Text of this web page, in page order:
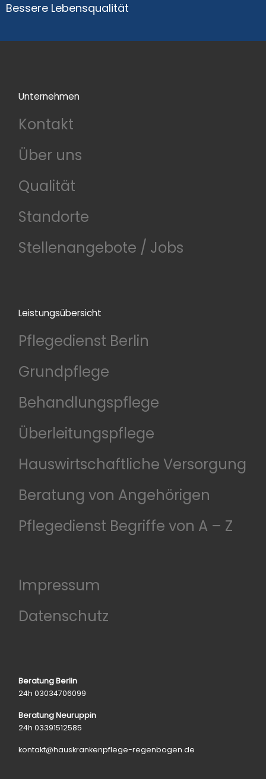
Bessere Lebensqualität
Unternehmen
Kontakt
Über uns
Qualität
Standorte
Stellenangebote / Jobs
Leistungsübersicht
Pflegedienst Berlin
Grundpflege
Behandlungspflege
Überleitungspflege
Hauswirtschaftliche Versorgung
Beratung von Angehörigen
Pflegedienst Begriffe von A – Z
Impressum
Datenschutz
Beratung Berlin
24h 03034706099
Beratung Neuruppin
24h 03391512585
kontakt@hauskrankenpflege-regenbogen.de